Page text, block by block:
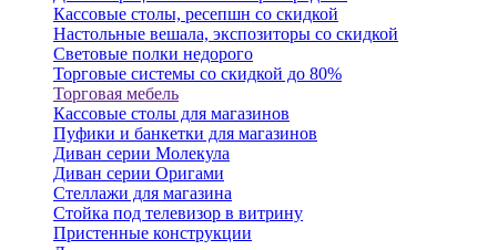
Кассовые столы, ресепшн со скидкой
Настольные вешала, экспозиторы со скидкой
Световые полки недорого
Торговые системы со скидкой до 80%
Торговая мебель
Кассовые столы для магазинов
Пуфики и банкетки для магазинов
Диван серии Молекула
Диван серии Оригами
Стеллажи для магазина
Стойка под телевизор в витрину
Пристенные конструкции